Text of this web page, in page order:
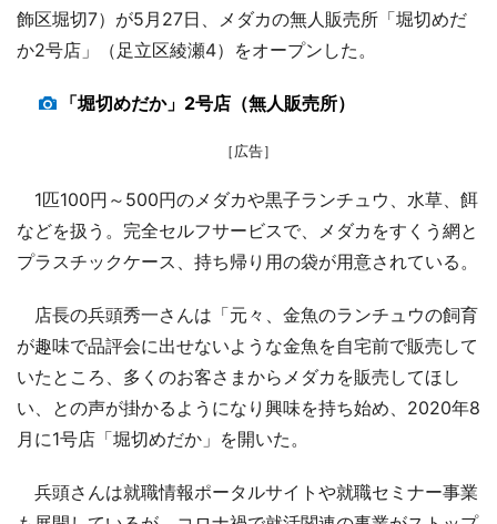
飾区堀切7）が5月27日、メダカの無人販売所「堀切めだ
か2号店」（足立区綾瀬4）をオープンした。
「堀切めだか」2号店（無人販売所）
［広告］
1匹100円～500円のメダカや黒子ランチュウ、水草、餌
などを扱う。完全セルフサービスで、メダカをすくう網と
プラスチックケース、持ち帰り用の袋が用意されている。
店長の兵頭秀一さんは「元々、金魚のランチュウの飼育
が趣味で品評会に出せないような金魚を自宅前で販売して
いたところ、多くのお客さまからメダカを販売してほし
い、との声が掛かるようになり興味を持ち始め、2020年8
月に1号店「堀切めだか」を開いた。
兵頭さんは就職情報ポータルサイトや就職セミナー事業